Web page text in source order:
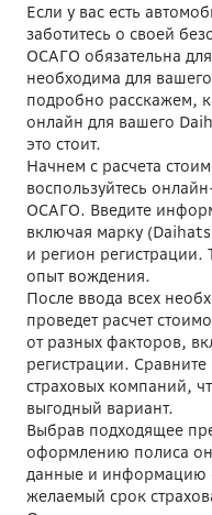
Если у вас есть
заботитесь о своей
ОСАГО обязательна
необходима для
подробно расскажем,
онлайн для вашего
это стоит.
Начнем с расчета
воспользуйтесь
ОСАГО. Введите
включая марку
и регион регистрации.
опыт вождения.
После ввода всех
проведет расчет
от разных факторов,
регистрации.
страховых компаний,
выгодный вариант.
Выбрав подходящее
оформлению полиса
данные и информацию
желаемый срок